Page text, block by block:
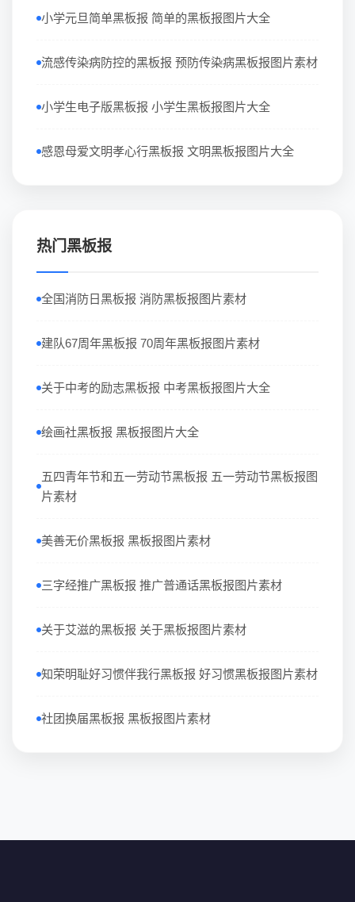
小学元旦简单黑板报 简单的黑板报图片大全
流感传染病防控的黑板报 预防传染病黑板报图片素材
小学生电子版黑板报 小学生黑板报图片大全
感恩母爱文明孝心行黑板报 文明黑板报图片大全
热门黑板报
全国消防日黑板报 消防黑板报图片素材
建队67周年黑板报 70周年黑板报图片素材
关于中考的励志黑板报 中考黑板报图片大全
绘画社黑板报 黑板报图片大全
五四青年节和五一劳动节黑板报 五一劳动节黑板报图
片素材
美善无价黑板报 黑板报图片素材
三字经推广黑板报 推广普通话黑板报图片素材
关于艾滋的黑板报 关于黑板报图片素材
知荣明耻好习惯伴我行黑板报 好习惯黑板报图片素材
社团换届黑板报 黑板报图片素材